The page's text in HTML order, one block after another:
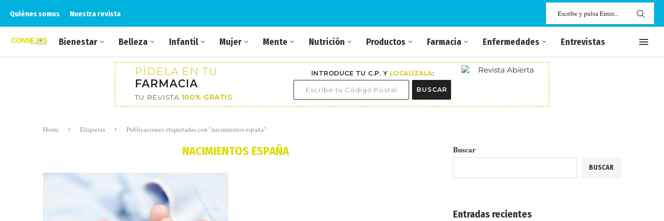
Quiénes somos Nuestra revista
Bienestar Belleza Infantil Mujer Mente Nutrición Productos Farmacia Enfermedades Entrevistas
PÍDELA EN TU
FARMACIA
TU REVISTA 100% GRATIS
INTRODUCE TU C.P. Y LOCALÍZALA:
BUSCAR
Home Etiquetas Publicaciones etiquetadas con "nacimientos españa"
NACIMIENTOS ESPAÑA Buscar
BUSCAR
Entradas recientes